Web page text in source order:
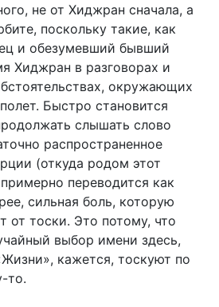
не от Хиджран сначала, а
поскольку такие, как
и обезумевший бывший
Хиджран в разговорах и
окружающих
Быстро становится
слышать слово
распространенное
(откуда родом этот
переводится как
сильная боль, которую
от тоски. Это потому, что
выбор имени здесь,
кажется, тоскуют по
то.